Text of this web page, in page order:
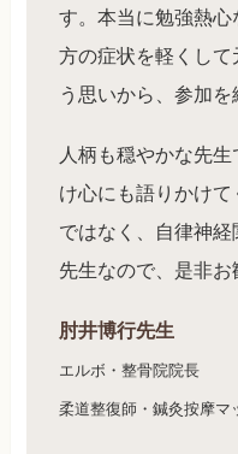
す。本当に勉強熱
方の症状を軽くし
う思いから、参加を
人柄も穏やかな先
け心にも語りかけ
ではなく、自律神
先生なので、是非お
肘井博行先生
エルボ・整骨院院長
柔道整復師・鍼灸按摩マ